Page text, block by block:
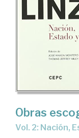
Obras
Vol. 2: Nación,